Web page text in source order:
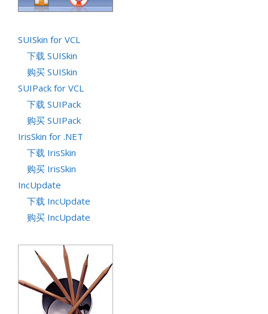
SUISkin for VCL
下载 SUISkin
购买 SUISkin
SUIPack for VCL
下载 SUIPack
购买 SUIPack
IrisSkin for .NET
下载 IrisSkin
购买 IrisSkin
IncUpdate
下载 IncUpdate
购买 IncUpdate